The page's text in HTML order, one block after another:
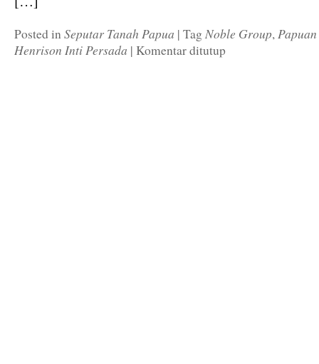
Posted inSeputar Tanah Papua | Tag Noble Group,
Henrison Inti Persada | Komentar ditutup